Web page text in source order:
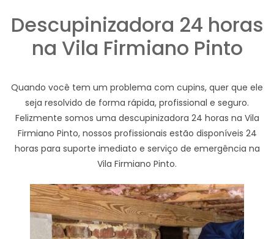
Descupinizadora 24 horas
na Vila Firmiano Pinto
Quando você tem um problema com cupins, quer que ele
seja resolvido de forma rápida, profissional e seguro.
Felizmente somos uma descupinizadora 24 horas na Vila
Firmiano Pinto, nossos profissionais estão disponíveis 24
horas para suporte imediato e serviço de emergência na
Vila Firmiano Pinto.